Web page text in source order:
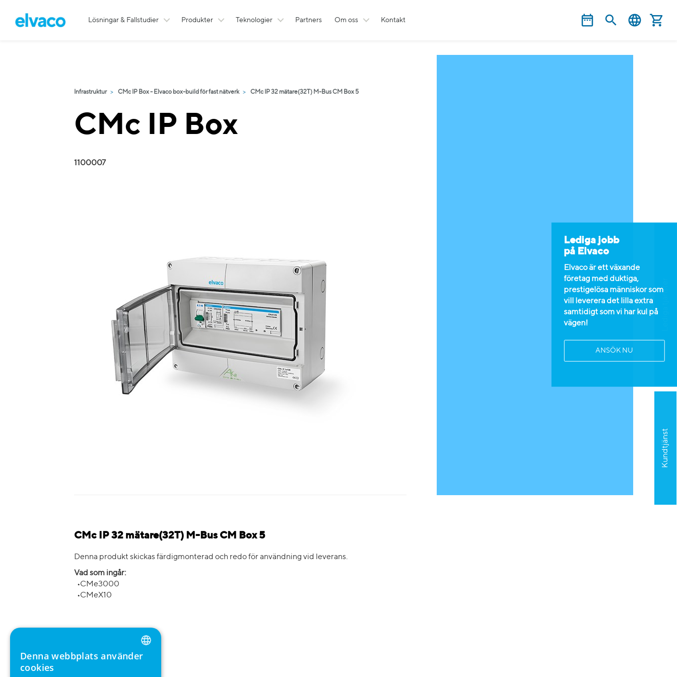
Lösningar & Fallstudier Produkter Teknologier Partners Om oss Kontakt
Kundtjänst
Lediga tjänster
Lediga jobb
på Elvaco
Elvaco är ett växande
företag med duktiga,
prestigelösa människor som
vill leverera det lilla extra
samtidigt som vi har kul på
vägen!
ANSÖK NU
Infrastruktur CMc IP Box - Elvaco box-build för fast nätverk CMc IP 32 mätare(32T) M-Bus CM Box 5
CMc IP Box
1100007
CMc IP 32 mätare(32T) M-Bus CM Box 5
Denna produkt skickas färdigmonterad och redo för användning vid leverans.
Vad som ingår:
•CMe3000
•CMeX10
ENGLISH
Denna webbplats använder
cookies